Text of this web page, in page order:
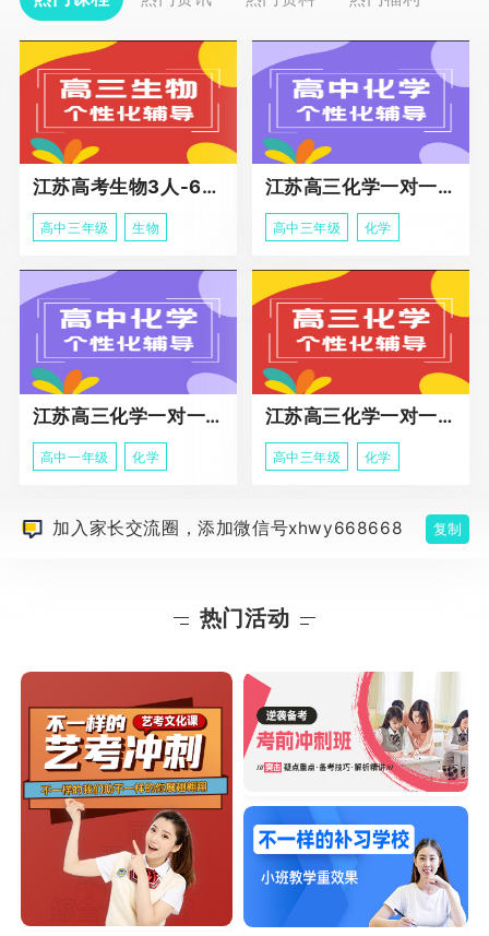
江苏高考生物3人-6人小班助力课程
高中三年级 生物
江苏高三化学一对一个性化冲刺辅导
高中三年级 化学
江苏高三化学一对一个性化辅导
高中一年级 化学
江苏高三化学一对一冲刺辅导课程
高中三年级 化学
加入家长交流圈，添加微信号xhwy668668 复制
热门活动